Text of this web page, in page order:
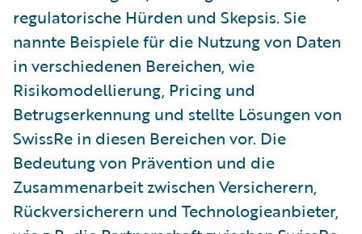
regulatorische Hürden und Skepsis. Sie
nannte Beispiele für die Nutzung von Daten
in verschiedenen Bereichen, wie
Risikomodellierung, Pricing und
Betrugserkennung und stellte Lösungen von
SwissRe in diesen Bereichen vor. Die
Bedeutung von Prävention und die
Zusammenarbeit zwischen Versicherern,
Rückversicherern und Technologieanbieter,